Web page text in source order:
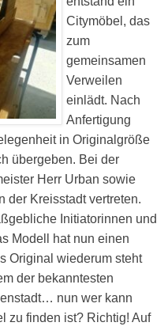
Citymöbel, das
zum
gemeinsamen
Verweilen
einlädt. Nach
Anfertigung
in Originalgröße
übergeben. Bei der
Herr Urban sowie
der Kreisstadt vertreten.
Initiatorinnen und
Modell hat nun einen
Original wiederum steht
der bekanntesten
nun wer kann
zu finden ist? Richtig! Auf